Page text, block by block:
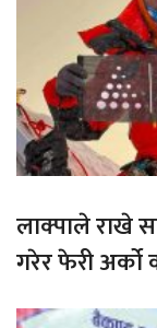
लाक्पाले राखे
गरेर फेरी अर्को